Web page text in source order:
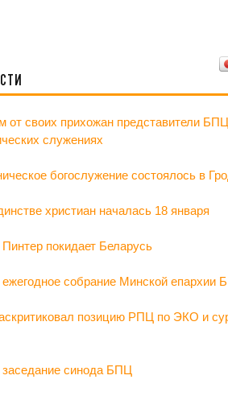
от своих прихожан представители
служениях
богослужение состоялось в
христиан началась 18 января
покидает Беларусь
собрание Минской епархии
позицию РПЦ по ЭКО и
синода БПЦ